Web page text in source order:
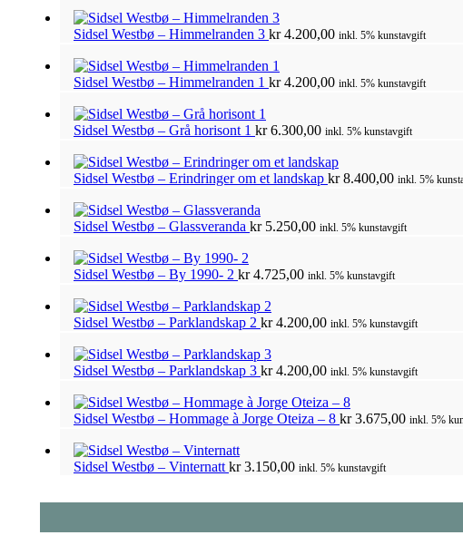
Sidsel Westbø – Himmelranden 3 kr4.200,00 inkl. 5% kunstavgift
Sidsel Westbø – Himmelranden 1 kr4.200,00 inkl. 5% kunstavgift
Sidsel Westbø – Grå horisont 1 kr6.300,00 inkl. 5% kunstavgift
Sidsel Westbø – Erindringer om et landskap kr8.400,00 inkl. 5%
Sidsel Westbø – Glassveranda kr5.250,00 inkl. 5% kunstavgift
Sidsel Westbø – By 1990- 2 kr4.725,00 inkl. 5% kunstavgift
Sidsel Westbø – Parklandskap 2 kr4.200,00 inkl. 5% kunstavgift
Sidsel Westbø – Parklandskap 3 kr4.200,00 inkl. 5% kunstavgift
Sidsel Westbø – Hommage à Jorge Oteiza – 8 kr3.675,00 inkl. 5%
Sidsel Westbø – Vinternatt kr3.150,00 inkl. 5% kunstavgift